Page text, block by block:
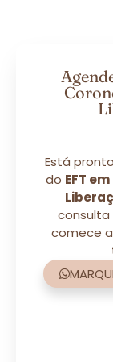
Está
do EFT
consulta
comece